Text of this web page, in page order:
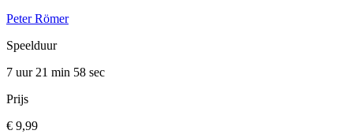
Peter Römer
Speelduur
7 uur 21 min 58 sec
Prijs
€ 9,99